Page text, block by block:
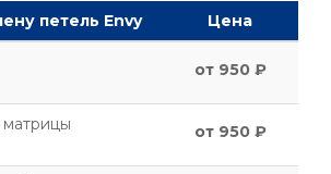
петель Envy
Цена
от 950 ₽
матрицы
от 950 ₽